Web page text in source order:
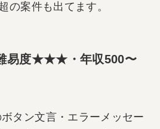
の案件も出てます。
易度★★★・年収500〜
タン文言・エラーメッセー